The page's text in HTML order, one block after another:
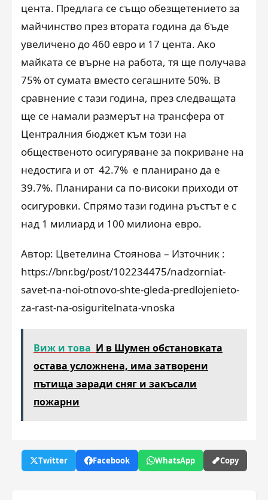
цента. Предлага се също обезщетението за
майчинство през втората година да бъде
увеличено до 460 евро и 17 цента. Ако
майката се върне на работа, тя ще получава
75% от сумата вместо сегашните 50%. В
сравнение с тази година, през следващата
ще се намали размерът на трансфера от
Централния бюджет към този на
общественото осигуряване за покриване на
недостига и от 42.7% е планирано да е
39.7%. Планирани са по-високи приходи от
осигуровки. Спрямо тази година ръстът е с
над 1 милиард и 100 милиона евро.
Автор: Цветелина Стоянова – Източник :
https://bnr.bg/post/102234475/nadzorniat-
savet-na-noi-otnovo-shte-gleda-predlojenieto-
za-rast-na-osiguritelnata-vnoska
Виж и това И в Шумен обстановката
остава усложнена, има затворени
пътища заради сняг и закъсали
пожарни
Twitter Facebook WhatsApp Copy